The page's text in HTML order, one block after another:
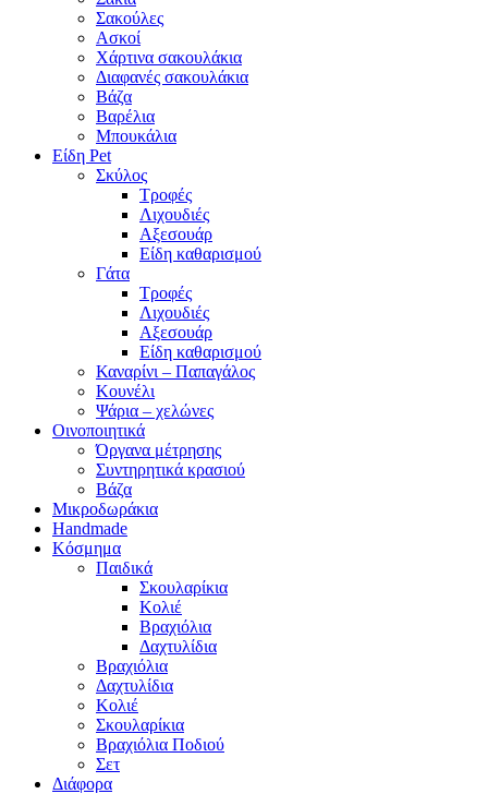
Σακούλες
Ασκοί
Χάρτινα σακουλάκια
Διαφανές σακουλάκια
Βάζα
Βαρέλια
Μπουκάλια
Είδη Pet
Σκύλος
Τροφές
Λιχουδιές
Αξεσουάρ
Είδη καθαρισμού
Γάτα
Τροφές
Λιχουδιές
Αξεσουάρ
Είδη καθαρισμού
Καναρίνι – Παπαγάλος
Κουνέλι
Ψάρια – χελώνες
Οινοποιητικά
Όργανα μέτρησης
Συντηρητικά κρασιού
Βάζα
Μικροδωράκια
Handmade
Κόσμημα
Παιδικά
Σκουλαρίκια
Κολιέ
Βραχιόλια
Δαχτυλίδια
Βραχιόλια
Δαχτυλίδια
Κολιέ
Σκουλαρίκια
Βραχιόλια Ποδιού
Σετ
Διάφορα